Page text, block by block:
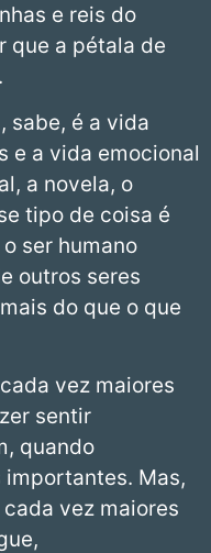
e reis do
que a pétala de
sabe, é a vida
e a vida emocional
a novela, o
tipo de coisa é
ser humano
outros seres
do que o que
vez maiores
sentir
quando
Mas,
vez maiores